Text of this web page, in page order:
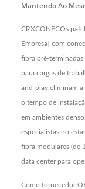
Mantendo Ao
CRXCONECOs
Empresa] com
fibra pré-terminadas
para cargas de
and-play eliminam
o tempo de
em ambientes
especialistas no
fibra modulares (de
data center para
Como fornecedor